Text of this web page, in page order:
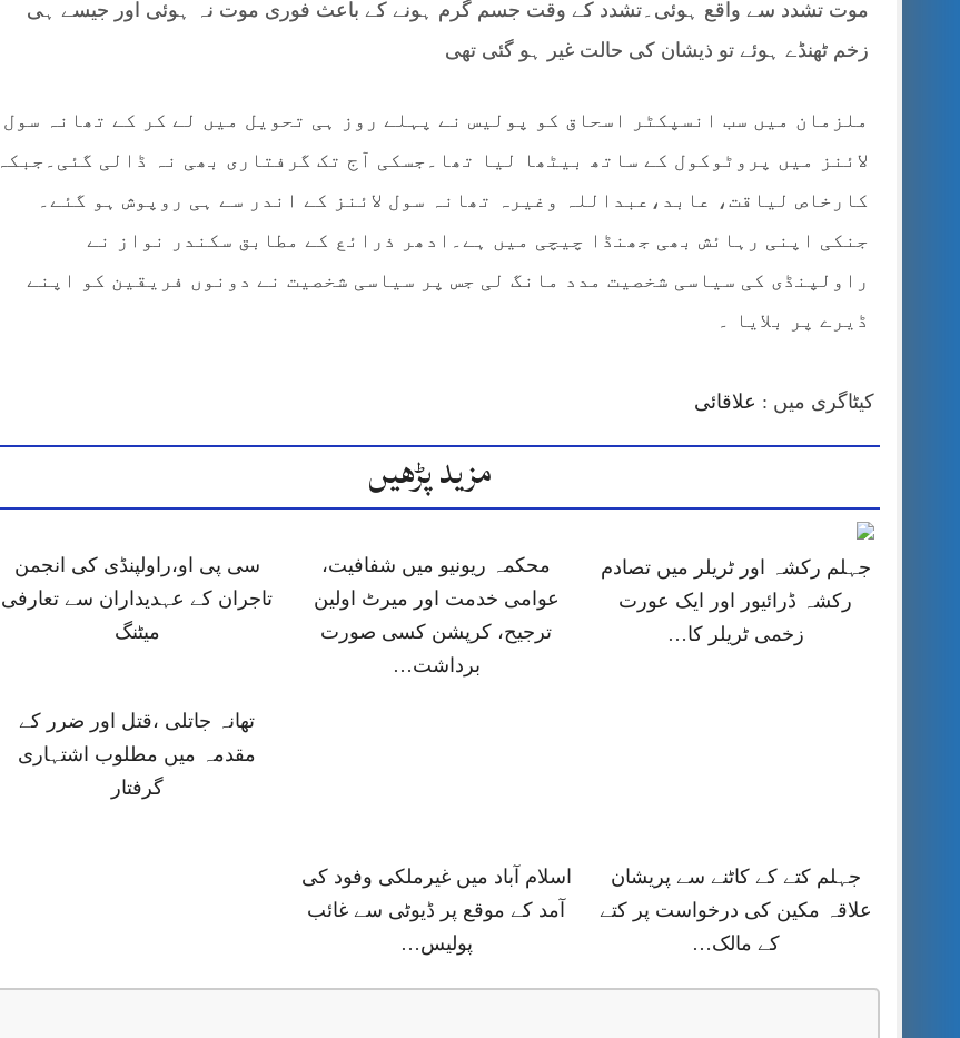
موت تشدد سے واقع ہوئی۔تشدد کے وقت جسم گرم ہونے کے باعث فوری موت نہ ہوئی اور جیسے ہی
زخم ٹھنڈے ہوئے تو ذیشان کی حالت غیر ہو گئی تھی
ملزمان میں سب انسپکٹر اسحاق کو پولیس نے پہلے روز ہی تحویل میں لے کر کے تھانہ سول
لائنز میں پروٹوکول کے ساتھ بیٹھا لیا تھا۔جسکی آج تک گرفتاری بھی نہ ڈالی گئی۔جبکہ
کارخاص لیاقت، عابد،عبداللہ وغیرہ تھانہ سول لائنز کے اندر سے ہی روپوش ہو گئے۔
جنکی اپنی رہائش بھی جھنڈا چیچی میں ہے۔ادھر ذرائع کے مطابق سکندر نواز نے
راولپنڈی کی سیاسی شخصیت مدد مانگ لی جس پر سیاسی شخصیت نے دونوں فریقین کو اپنے
ڈیرے پر بلایا ۔
کیٹاگری میں : علاقائی
مزید پڑھیں
جہلم رکشہ اور ٹریلر میں تصادم
رکشہ ڈرائیور اور ایک عورت
زخمی ٹریلر کا…
محکمہ ریونیو میں شفافیت،
عوامی خدمت اور میرٹ اولین
ترجیح، کرپشن کسی صورت
برداشت…
سی پی او،راولپنڈی کی انجمن
تاجران کے عہدیداران سے تعارفی
میٹنگ
تھانہ جاتلی ،قتل اور ضرر کے
مقدمہ میں مطلوب اشتہاری
گرفتار
جہلم کتے کے کاٹنے سے پریشان
علاقہ مکین کی درخواست پر کتے
کے مالک…
اسلام آباد میں غیرملکی وفود کی
آمد کے موقع پر ڈیوٹی سے غائب
پولیس…